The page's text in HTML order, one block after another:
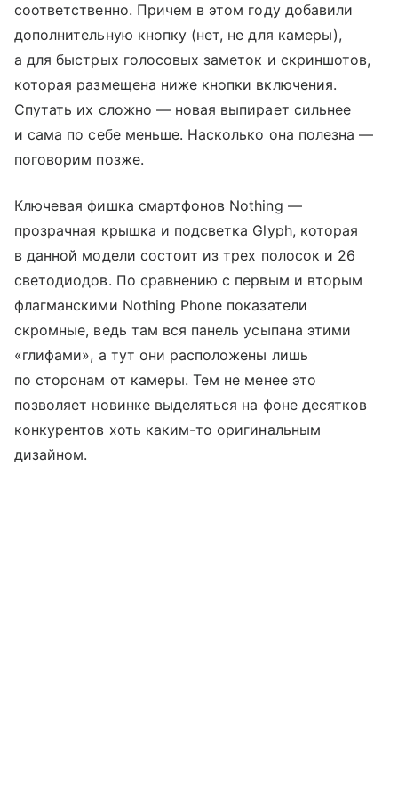
соответственно. Причем в этом году добавили
дополнительную кнопку (нет, не для камеры),
а для быстрых голосовых заметок и скриншотов,
которая размещена ниже кнопки включения.
Спутать их сложно — новая выпирает сильнее
и сама по себе меньше. Насколько она полезна —
поговорим позже.
Ключевая фишка смартфонов Nothing —
прозрачная крышка и подсветка Glyph, которая
в данной модели состоит из трех полосок и 26
светодиодов. По сравнению с первым и вторым
флагманскими Nothing Phone показатели
скромные, ведь там вся панель усыпана этими
«глифами», а тут они расположены лишь
по сторонам от камеры. Тем не менее это
позволяет новинке выделяться на фоне десятков
конкурентов хоть каким-то оригинальным
дизайном.